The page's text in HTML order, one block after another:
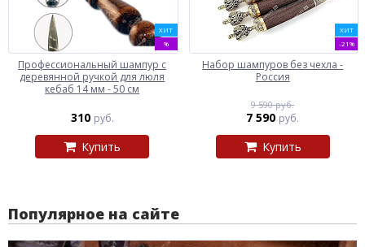
ХИТ
%
Профессиональный шампур с
деревянной ручкой для люля
кебаб 14 мм - 50 см
310 руб.
Купить
ХИТ
-21%
Набор шампуров без чехла -
Россия
9 590 руб.
7 590 руб.
Купить
Популярное на сайте